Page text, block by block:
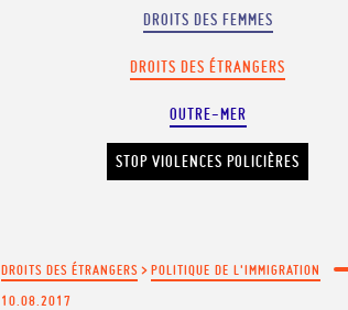
DROITS DES FEMMES
DROITS DES ÉTRANGERS
OUTRE-MER
STOP VIOLENCES POLICIÈRES
DROITS DES ÉTRANGERS>POLITIQUE DE L'IMMIGRATION
10.08.2017